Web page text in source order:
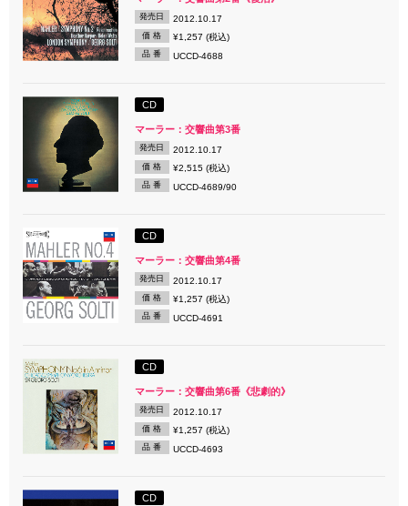
発売日 2012.10.17
価 格 ¥1,257 (税込)
品 番 UCCD-4688
CD
マーラー：交響曲第3番
発売日 2012.10.17
価 格 ¥2,515 (税込)
品 番 UCCD-4689/90
CD
マーラー：交響曲第4番
発売日 2012.10.17
価 格 ¥1,257 (税込)
品 番 UCCD-4691
CD
マーラー：交響曲第6番《悲劇的》
発売日 2012.10.17
価 格 ¥1,257 (税込)
品 番 UCCD-4693
CD